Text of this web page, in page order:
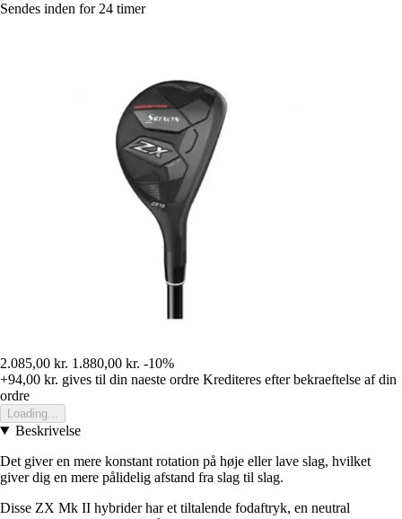
Sendes inden for 24 timer
2.085,00 kr. 1.880,00 kr. -10%
+94,00 kr. gives til din naeste ordre Krediteres efter bekraeftelse af din
ordre
Loading...
Beskrivelse
Det giver en mere konstant rotation på høje eller lave slag, hvilket
giver dig en mere pålidelig afstand fra slag til slag.
Disse ZX Mk II hybrider har et tiltalende fodaftryk, en neutral